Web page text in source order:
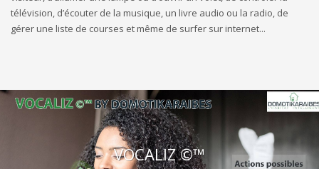
télévision, d’écouter de la musique, un livre audio ou la radio, de
gérer une liste de courses et même de surfer sur internet...
VOCALIZ ©™